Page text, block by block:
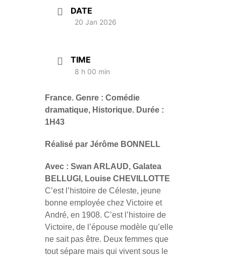
DATE
20 Jan 2026
TIME
8 h 00 min
France. Genre : Comédie
dramatique, Historique. Durée :
1H43
Réalisé par Jérôme BONNELL
Avec : Swan ARLAUD, Galatea
BELLUGI, Louise CHEVILLOTTE
C’est l’histoire de Céleste, jeune
bonne employée chez Victoire et
André, en 1908. C’est l’histoire de
Victoire, de l’épouse modèle qu’elle
ne sait pas être. Deux femmes que
tout sépare mais qui vivent sous le